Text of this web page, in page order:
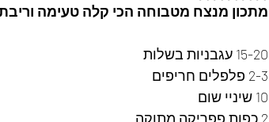
מתכון מנצח מטבוחה הכי קלה טעימה
15-20 עגבניות בשלות
2-3 פלפלים חריפים
10 שיניי שום
2 כפות פפריקה מתוקה